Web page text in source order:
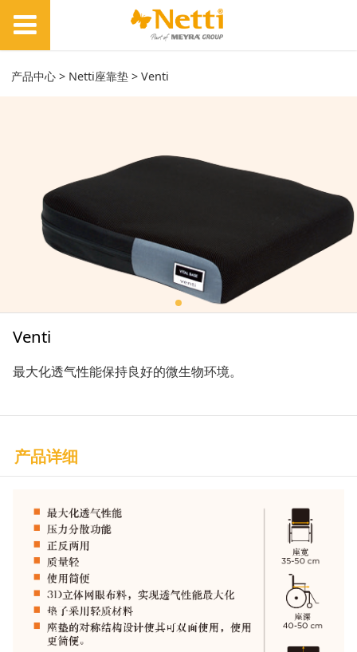
Venti
产品中心 > Netti座靠垫 >Venti
Venti
最大化透气性能保持良好的微生物环境。
产品详细